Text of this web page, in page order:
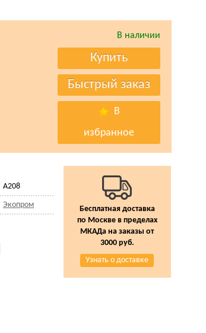
В наличии
В
избранное
A208
Экопром
Бесплатная доставка
по Москве в пределах
МКАДа на заказы от
3000 руб.
Узнать о доставке